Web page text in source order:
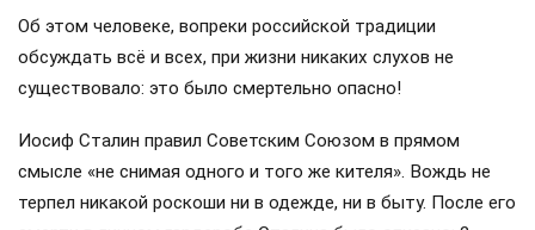
Об этом человеке, вопреки российской традиции
обсуждать всё и всех, при жизни никаких слухов не
существовало: это было смертельно опасно!
Иосиф Сталин правил Советским Союзом в прямом
смысле «не снимая одного и того же кителя». Вождь не
терпел никакой роскоши ни в одежде, ни в быту. После его